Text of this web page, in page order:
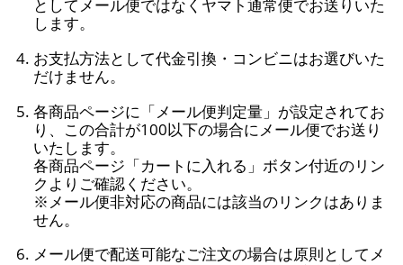
としてメール便ではなくヤマト通常便でお送りいた
します。
お支払方法として代金引換・コンビニはお選びいた
だけません。
各商品ページに「メール便判定量」が設定されてお
り、この合計が100以下の場合にメール便でお送り
いたします。
各商品ページ「カートに入れる」ボタン付近のリン
クよりご確認ください。
※メール便非対応の商品には該当のリンクはありま
せん。
メール便で配送可能なご注文の場合は原則としてメ